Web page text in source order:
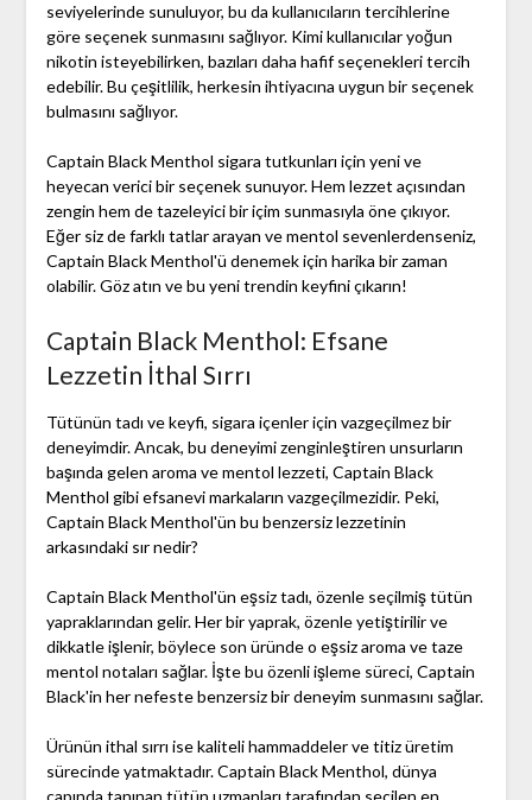
seviyelerinde sunuluyor, bu da kullanıcıların tercihlerine
göre seçenek sunmasını sağlıyor. Kimi kullanıcılar yoğun
nikotin isteyebilirken, bazıları daha hafif seçenekleri tercih
edebilir. Bu çeşitlilik, herkesin ihtiyacına uygun bir seçenek
bulmasını sağlıyor.
Captain Black Menthol sigara tutkunları için yeni ve
heyecan verici bir seçenek sunuyor. Hem lezzet açısından
zengin hem de tazeleyici bir içim sunmasıyla öne çıkıyor.
Eğer siz de farklı tatlar arayan ve mentol sevenlerdenseniz,
Captain Black Menthol'ü denemek için harika bir zaman
olabilir. Göz atın ve bu yeni trendin keyfini çıkarın!
Captain Black Menthol: Efsane
Lezzetin İthal Sırrı
Tütünün tadı ve keyfi, sigara içenler için vazgeçilmez bir
deneyimdir. Ancak, bu deneyimi zenginleştiren unsurların
başında gelen aroma ve mentol lezzeti, Captain Black
Menthol gibi efsanevi markaların vazgeçilmezidir. Peki,
Captain Black Menthol'ün bu benzersiz lezzetinin
arkasındaki sır nedir?
Captain Black Menthol'ün eşsiz tadı, özenle seçilmiş tütün
yapraklarından gelir. Her bir yaprak, özenle yetiştirilir ve
dikkatle işlenir, böylece son üründe o eşsiz aroma ve taze
mentol notaları sağlar. İşte bu özenli işleme süreci, Captain
Black'in her nefeste benzersiz bir deneyim sunmasını sağlar.
Ürünün ithal sırrı ise kaliteli hammaddeler ve titiz üretim
sürecinde yatmaktadır. Captain Black Menthol, dünya